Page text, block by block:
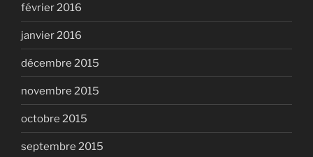
février 2016
janvier 2016
décembre 2015
novembre 2015
octobre 2015
septembre 2015